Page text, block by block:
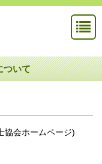
ついて
協会ホームページ)